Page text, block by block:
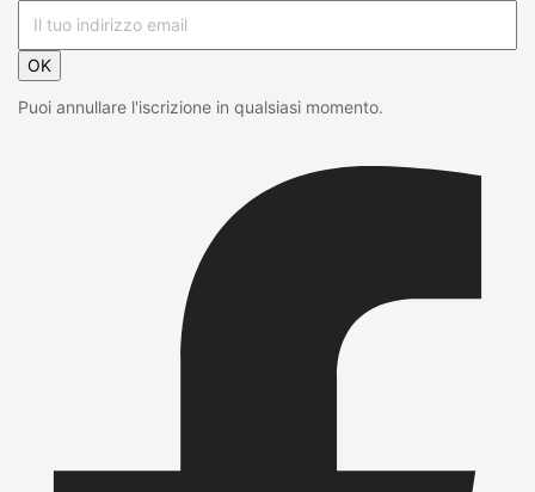
OK
Puoi annullare l'iscrizione in qualsiasi momento.